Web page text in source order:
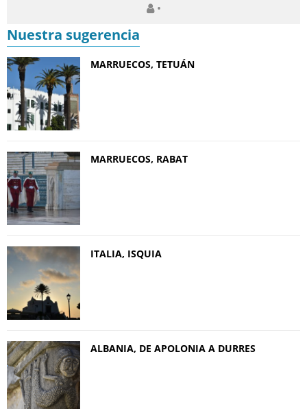
•
Nuestra sugerencia
MARRUECOS, TETUÁN
MARRUECOS, RABAT
ITALIA, ISQUIA
ALBANIA, DE APOLONIA A DURRES